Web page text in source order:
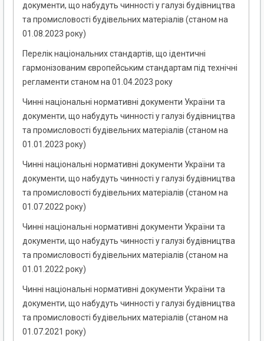
документи, що набудуть чинності у галузі будівництва
та промисловості будівельних матеріалів (станом на
01.08.2023 року)
Перелік національних стандартів, що ідентичні
гармонізованим європейським стандартам під технічні
регламенти станом на 01.04.2023 року
Чинні національні нормативні документи України та
документи, що набудуть чинності у галузі будівництва
та промисловості будівельних матеріалів (станом на
01.01.2023 року)
Чинні національні нормативні документи України та
документи, що набудуть чинності у галузі будівництва
та промисловості будівельних матеріалів (станом на
01.07.2022 року)
Чинні національні нормативні документи України та
документи, що набудуть чинності у галузі будівництва
та промисловості будівельних матеріалів (станом на
01.01.2022 року)
Чинні національні нормативні документи України та
документи, що набудуть чинності у галузі будівництва
та промисловості будівельних матеріалів (станом на
01.07.2021 року)